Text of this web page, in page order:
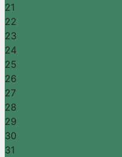
21
22
23
24
25
26
27
28
29
30
31